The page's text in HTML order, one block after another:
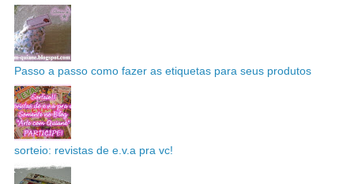
Passo a passo como fazer as etiquetas para seus produtos
sorteio: revistas de e.v.a pra vc!